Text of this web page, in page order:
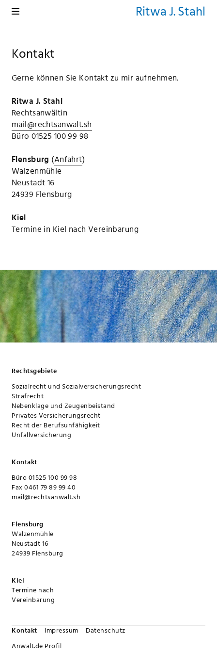
Ritwa J. Stahl
Kontakt
Gerne können Sie Kontakt zu mir aufnehmen.
Ritwa J. Stahl
Rechtsanwältin
mail@rechtsanwalt.sh
Büro 01525 100 99 98
Flensburg (Anfahrt)
Walzenmühle
Neustadt 16
24939 Flensburg
Kiel
Termine in Kiel nach Vereinbarung
Rechtsgebiete
Sozialrecht und Sozialversicherungsrecht
Strafrecht
Nebenklage und Zeugenbeistand
Privates Versicherungsrecht
Recht der Berufsunfähigkeit
Unfallversicherung
Kontakt
Büro 01525 100 99 98
Fax 0461 79 89 99 40
mail@rechtsanwalt.sh
Flensburg
Walzenmühle
Neustadt 16
24939 Flensburg
Kiel
Termine nach
Vereinbarung
Kontakt Impressum
Datenschutz
Anwalt.de Profil